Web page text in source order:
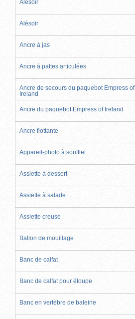
Alésoir
Alésoir
Ancre à jas
Ancre à pattes articulées
Ancre de secours du paquebot Empress of
Ireland
Ancre du paquebot Empress of Ireland
Ancre flottante
Appareil-photo à soufflet
Assiette à dessert
Assiette à salade
Assiette creuse
Ballon de mouillage
Banc de calfat
Banc de calfat pour étoupe
Banc en vertèbre de baleine